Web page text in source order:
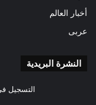
أخبار العالم
عربى
النشرة البريدية
التسجيل